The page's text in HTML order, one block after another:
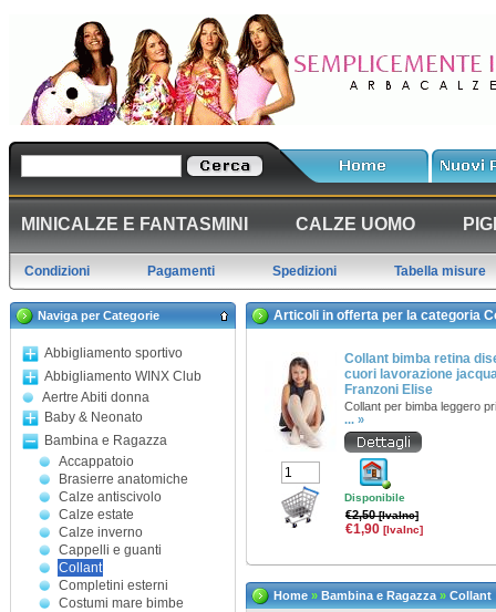
MINICALZE E FANTASMINI CALZE UOMO
Condizioni Pagamenti Spedizioni Tabella misure
Naviga per Categorie
Abbigliamento sportivo
Abbigliamento WINX Club
Aertre Abiti donna
Baby & Neonato
Bambina e Ragazza
Accappatoio
Brasierre anatomiche
Calze antiscivolo
Calze estate
Calze inverno
Cappelli e guanti
Collant
Completini esterni
Costumi mare bimbe
Articoli in offerta per la categoria
Collant bimba retina
cuori lavorazione
Franzoni Elise
Collant per bimba leggero
... »
Disponibile
€2,50[IvaInc]
€1,90 [IvaInc]
Home » Bambina e Ragazza » Collant